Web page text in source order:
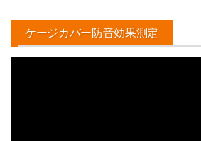
ケージカバー防音効果測定